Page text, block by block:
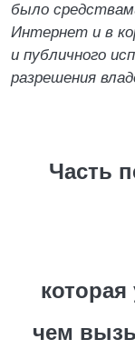
было
Интернет и в
и публичного
разрешения
Часть
чем